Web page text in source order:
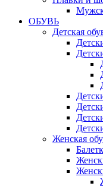
ОБУВЬ
Детская
Женская